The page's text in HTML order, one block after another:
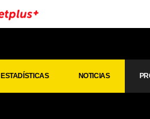
ESTADÍSTICAS NOTICIAS